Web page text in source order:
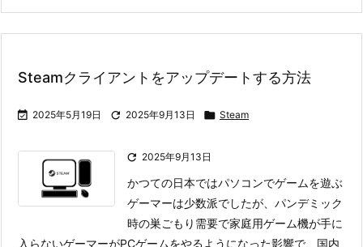
Steamクライアントをアップデートする方法
 2025年5月19日  2025年9月13日  Steam
 2025年9月13日
かつての日本ではパソコンでゲームを遊ぶ
ゲーマーは少数派でしたが、パンデミック
時の巣ごもり需要で家庭用ゲーム機が手に
入らないゲーマーがPCゲームをやるようになった影響で、国内